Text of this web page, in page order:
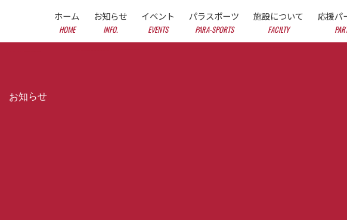
ホーム
HOME
お知らせ
INFO.
イベント
EVENTS
パラスポーツ
PARA-SPORTS
施設について
FACILTY
応援パ
お知らせ